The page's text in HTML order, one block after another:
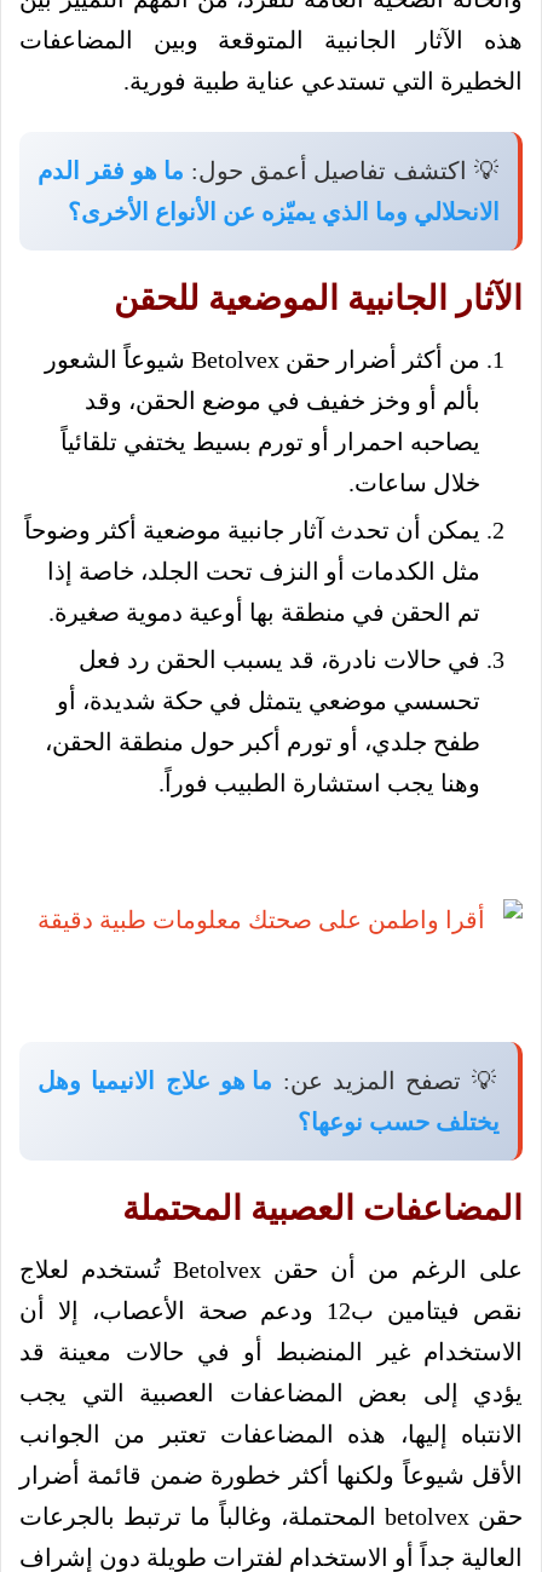
هذه الآثار الجانبية المتوقعة وبين المضاعفات
الخطيرة التي تستدعي عناية طبية فورية.
💡 اكتشف تفاصيل أعمق حول: ما هو فقر الدم
الانحلالي وما الذي يميّزه عن الأنواع الأخرى؟
الآثار الجانبية الموضعية للحقن
من أكثر أضرار حقن Betolvex شيوعاً الشعور
بألم أو وخز خفيف في موضع الحقن، وقد
يصاحبه احمرار أو تورم بسيط يختفي تلقائياً
خلال ساعات.
يمكن أن تحدث آثار جانبية موضعية أكثر وضوحاً
مثل الكدمات أو النزف تحت الجلد، خاصة إذا
تم الحقن في منطقة بها أوعية دموية صغيرة.
في حالات نادرة، قد يسبب الحقن رد فعل
تحسسي موضعي يتمثل في حكة شديدة، أو
طفح جلدي، أو تورم أكبر حول منطقة الحقن،
وهنا يجب استشارة الطبيب فوراً.
💡 تصفح المزيد عن: ما هو علاج الانيميا وهل
يختلف حسب نوعها؟
المضاعفات العصبية المحتملة
على الرغم من أن حقن Betolvex تُستخدم لعلاج
نقص فيتامين ب12 ودعم صحة الأعصاب، إلا أن
الاستخدام غير المنضبط أو في حالات معينة قد
يؤدي إلى بعض المضاعفات العصبية التي يجب
الانتباه إليها، هذه المضاعفات تعتبر من الجوانب
الأقل شيوعاً ولكنها أكثر خطورة ضمن قائمة أضرار
حقن betolvex المحتملة، وغالباً ما ترتبط بالجرعات
العالية جداً أو الاستخدام لفترات طويلة دون إشراف